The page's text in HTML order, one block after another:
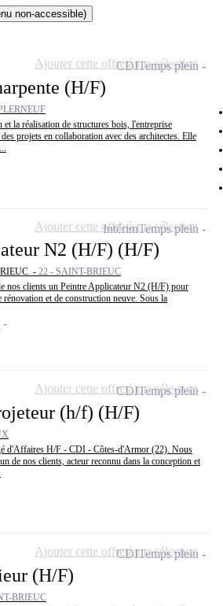
non-accessible)
(H/F)
et la réalisation de structures bois, l'entreprise
projets en collaboration avec des architectes. Elle
CDITemps plein
Ajouter cette offre à ma sélection
N2 (H/F) (H/F)
- 22 - SAINT-BRIEUC
nos clients un Peintre Applicateur N2 (H/F) pour
et de construction neuve. Sous la
IntérimTemps plein
Ajouter cette offre à ma sélection
(h/f) (H/F)
d'Affaires H/F - CDI - Côtes-d'Armor (22). Nous
de nos clients, acteur reconnu dans la conception et
CDITemps plein
Ajouter cette offre à ma sélection
(H/F)
BRIEUC
CDITemps plein
Ajouter cette offre à ma sélection